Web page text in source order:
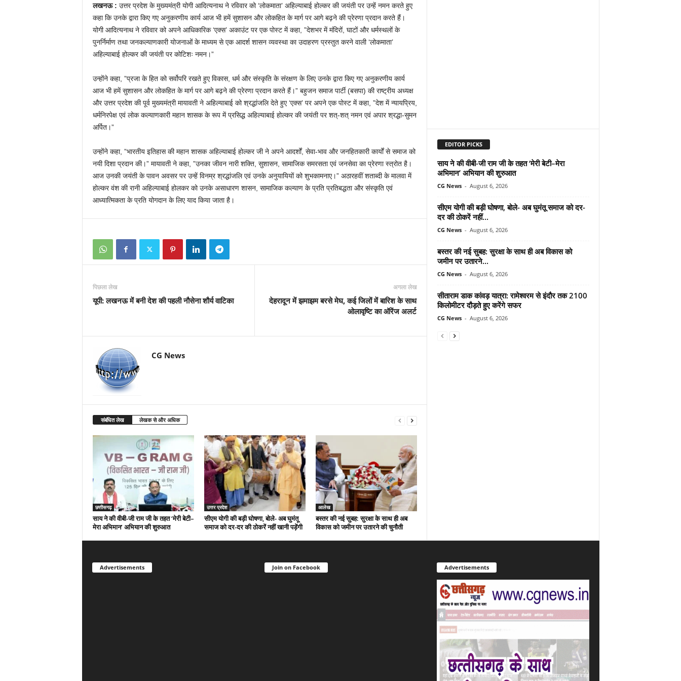
लखनऊ : उत्तर प्रदेश के मुख्यमंत्री योगी आदित्यनाथ ने रविवार को ‘लोकमाता’ अहिल्याबाई होल्कर की जयंती पर उन्हें नमन करते हुए
कहा कि उनके द्वारा किए गए अनुकरणीय कार्य आज भी हमें सुशासन और लोकहित के मार्ग पर आगे बढ़ने की प्रेरणा प्रदान करते हैं।
योगी आदित्यनाथ ने रविवार को अपने आधिकारिक ‘एक्स’ अकाउंट पर एक पोस्ट में कहा, ”देशभर में मंदिरों, घाटों और धर्मस्थलों के
पुनर्निर्माण तथा जनकल्याणकारी योजनाओं के माध्यम से एक आदर्श शासन व्यवस्था का उदाहरण प्रस्तुत करने वाली ‘लोकमाता’
अहिल्याबाई होल्कर की जयंती पर कोटिशः नमन।”
उन्होंने कहा, ”प्रजा के हित को सर्वोपरि रखते हुए विकास, धर्म और संस्कृति के संरक्षण के लिए उनके द्वारा किए गए अनुकरणीय कार्य
आज भी हमें सुशासन और लोकहित के मार्ग पर आगे बढ़ने की प्रेरणा प्रदान करते हैं।” बहुजन समाज पार्टी (बसपा) की राष्ट्रीय अध्यक्ष
और उत्तर प्रदेश की पूर्व मुख्यमंत्री मायावती ने अहिल्याबाई को श्रद्धांजलि देते हुए ‘एक्स’ पर अपने एक पोस्ट में कहा, ”देश में न्यायप्रिय,
धर्मनिरपेक्ष एवं लोक कल्याणकारी महान शासक के रूप में प्रसिद्ध अहिल्याबाई होल्कर की जयंती पर शत्-शत् नमन एवं अपार श्रद्धा-सुमन
अर्पित।”
उन्होंने कहा, ”भारतीय इतिहास की महान शासक अहिल्याबाई होल्कर जी ने अपने आदर्शों, सेवा-भाव और जनहितकारी कार्यों से समाज को
नयी दिशा प्रदान की।” मायावती ने कहा, ”उनका जीवन नारी शक्ति, सुशासन, सामाजिक समरसता एवं जनसेवा का प्रेरणा स्त्रोत है।
आज उनकी जयंती के पावन अवसर पर उन्हें विनम्र श्रद्धांजलि एवं उनके अनुयायियों को शुभकामनाए।” अठारहवीं शताब्दी के मालवा में
होल्कर वंश की रानी अहिल्याबाई होलकर को उनके असाधारण शासन, सामाजिक कल्याण के प्रति प्रतिबद्धता और संस्कृति एवं
आध्यात्मिकता के प्रति योगदान के लिए याद किया जाता है।
पिछला लेख
यूपी: लखनऊ में बनी देश की पहली नौसेना शौर्य वाटिका
अगला लेख
देहरादून में झमाझम बरसे मेघ, कई जिलों में बारिश के साथ
ओलावृष्टि का ऑरेंज अलर्ट
CG News
संबंधित लेख लेखक से और अधिक
छत्तीसगढ़
साय ने की वीबी-जी राम जी के तहत ‘मेरी बेटी–
मेरा अभिमान’ अभियान की शुरुआत
उत्तर प्रदेश
सीएम योगी की बड़ी घोषणा, बोले- अब घुमंतू
समाज को दर-दर की ठोकरें नहीं खानी पड़ेंगी
आलेख
बस्तर की नई सुबह: सुरक्षा के साथ ही अब
विकास को जमीन पर उतारने की चुनौती
EDITOR PICKS
साय ने की वीबी-जी राम जी के तहत ‘मेरी बेटी–मेरा
अभिमान’ अभियान की शुरुआत
CG News - August 6, 2026
सीएम योगी की बड़ी घोषणा, बोले- अब घुमंतू समाज को दर-
दर की ठोकरें नहीं...
CG News - August 6, 2026
बस्तर की नई सुबह: सुरक्षा के साथ ही अब विकास को
जमीन पर उतारने...
CG News - August 6, 2026
सीताराम डाक कांवड़ यात्रा: रामेश्वरम से इंदौर तक 2100
किलोमीटर दौड़ते हुए करेंगे सफर
CG News - August 6, 2026
Advertisements Join on Facebook Advertisements